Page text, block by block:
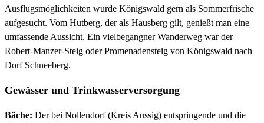
Ausflugsmöglichkeiten wurde Königswald gern als Sommerfrische
aufgesucht. Vom Hutberg, der als Hausberg gilt, genießt man eine
umfassende Aussicht. Ein vielbegangner Wanderweg war der
Robert-Manzer-Steig oder Promenadensteig von Königswald nach
Dorf Schneeberg.
Gewässer und Trinkwasserversorgung
Bäche: Der bei Nollendorf (Kreis Aussig) entspringende und die